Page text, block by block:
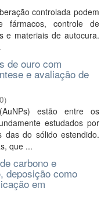
controlada podem
fármacos, controle de
e materiais de autocura.
de ouro com
e avaliação de
)
estão entre os
estudados por
das do sólido estendido.
que ...
carbono e
deposição como
em